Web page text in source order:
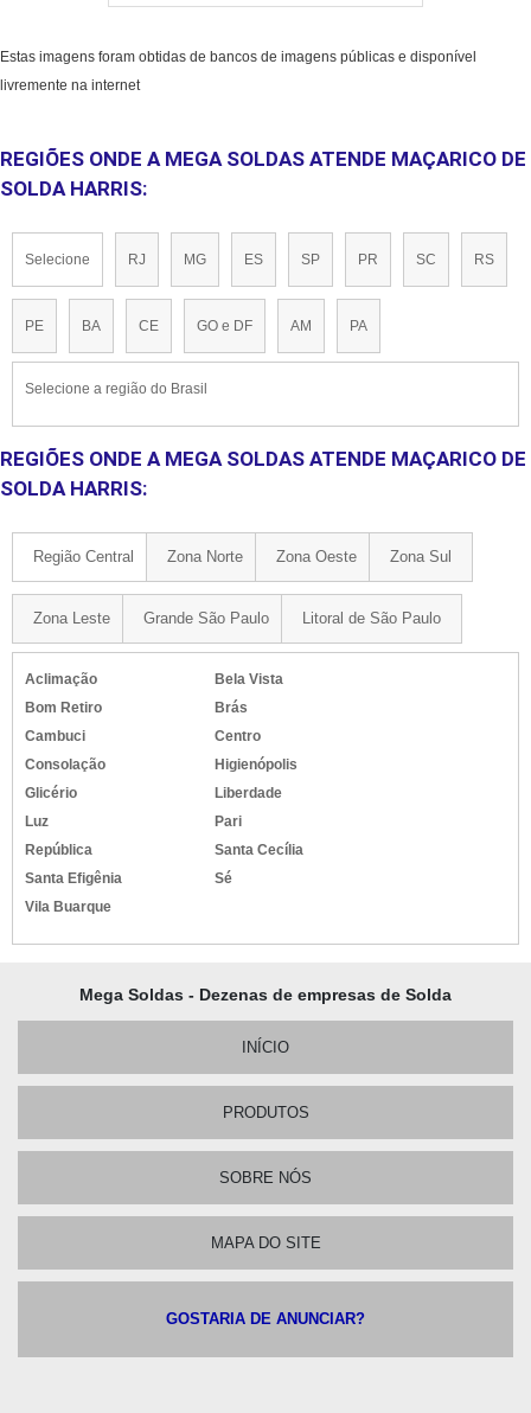
Estas imagens foram obtidas de bancos de imagens públicas e disponível
livremente na internet
REGIÕES ONDE A MEGA SOLDAS ATENDE MAÇARICO DE
SOLDA HARRIS:
Selecione RJ MG ES SP PR SC RS
PE BA CE GO e DF AM PA
Selecione a região do Brasil
REGIÕES ONDE A MEGA SOLDAS ATENDE MAÇARICO DE
SOLDA HARRIS:
Região Central Zona Norte Zona Oeste Zona Sul
Zona Leste Grande São Paulo Litoral de São Paulo
Aclimação
Bela Vista
Bom Retiro
Brás
Cambuci
Centro
Consolação
Higienópolis
Glicério
Liberdade
Luz
Pari
República
Santa Cecília
Santa Efigênia
Sé
Vila Buarque
Mega Soldas - Dezenas de empresas de Solda
INÍCIO
PRODUTOS
SOBRE NÓS
MAPA DO SITE
GOSTARIA DE ANUNCIAR?